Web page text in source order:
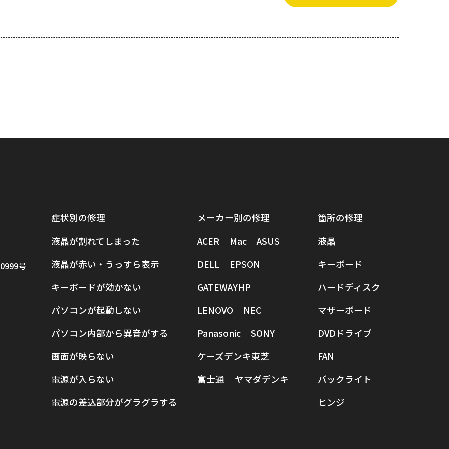
号
症状別の修理
液晶が割れてしまった
液晶が赤い・うっすら表示
キーボードが効かない
パソコンが起動しない
パソコン内部から異音がする
画面が映らない
電源が入らない
電源の差込部分がグラグラする
メーカー別の修理
ACER
Mac
ASUS
DELL
EPSON
GATEWAYHP
LENOVO
NEC
Panasonic
SONY
ケーズデンキ東芝
富士通
ヤマダデンキ
箇所の修理
液晶
キーボード
ハードディスク
マザーボード
DVDドライブ
FAN
バックライト
ヒンジ